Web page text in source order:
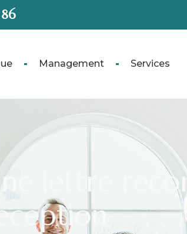
Management Services
lettre